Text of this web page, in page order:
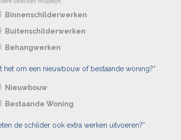
Binnenschilderwerken
Buitenschilderwerken
Behangwerken
het om een nieuwbouw of bestaande woning?*
Nieuwbouw
Bestaande Woning
de schilder ook extra werken uitvoeren?*